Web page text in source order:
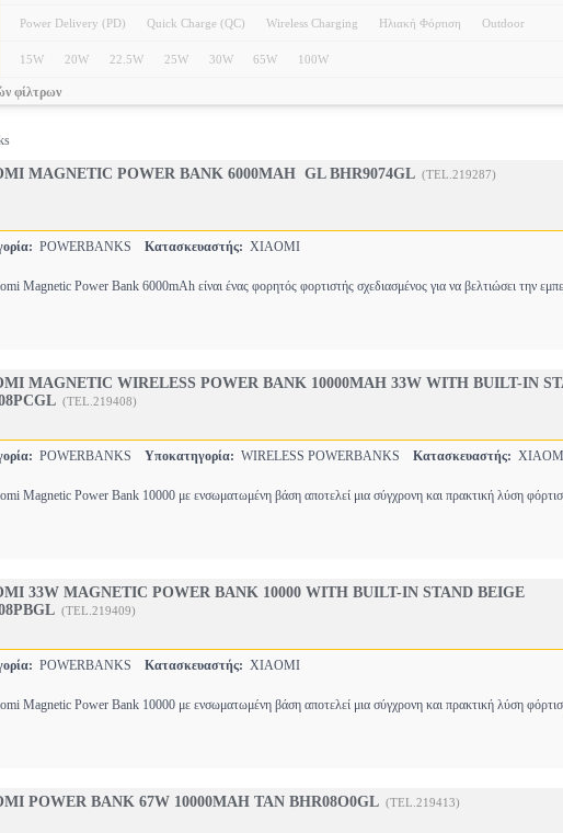
Power Delivery (PD) Quick Charge (QC) Wireless Charging Ηλιακή Φόρτιση Outdoor
15W 20W 22.5W 25W 30W 65W 100W
φίλτρων
MAGNETIC POWER BANK 6000MAH GL BHR9074GL (TEL.219287)
POWERBANKS Κατασκευαστής: XIAOMI
Magnetic Power Bank 6000mAh είναι ένας φορητός φορτιστής σχεδιασμένος για να βελτιώσει την
MAGNETIC WIRELESS POWER BANK 10000ΜΑΗ 33W WITH BUILT-IN
(TEL.219408)
POWERBANKS Υποκατηγορία: WIRELESS POWERBANKS Κατασκευαστής:
Magnetic Power Bank 10000 με ενσωματωμένη βάση αποτελεί μια σύγχρονη και πρακτική λύση
33W MAGNETIC POWER BANK 10000 WITH BUILT-IN STAND BEIGE
(TEL.219409)
POWERBANKS Κατασκευαστής: XIAOMI
Magnetic Power Bank 10000 με ενσωματωμένη βάση αποτελεί μια σύγχρονη και πρακτική λύση
POWER BANK 67W 10000MAH TAN BHR08O0GL (TEL.219413)